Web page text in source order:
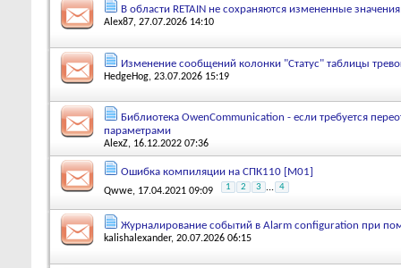
В области RETAIN не сохраняются измененные
Alex87, 27.07.2026 14:10
Изменение сообщений колонки "Статус" таблицы
HedgeHog, 23.07.2026 15:19
Библиотека OwenCommunication - если требуется
параметрами
AlexZ, 16.12.2022 07:36
Ошибка компиляции на СПК110 [М01]
Qwwe, 17.04.2021 09:09 1 2 3 ... 4
Журналирование событий в Alarm configuration при
kalishalexander, 20.07.2026 06:15